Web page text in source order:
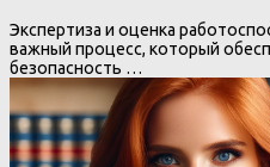
Экспертиза и оценка
важный процесс, который
безопасность …